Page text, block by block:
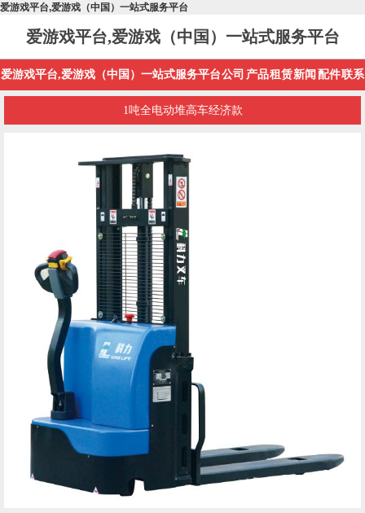
爱游戏平台,爱游戏（中国）一站式服务平台
爱游戏平台,爱游戏（中国）一站式服务平台
爱游戏平台,爱游戏（中国）一站式服务平台公司 产品租赁新闻 配件联系
1吨全电动堆高车经济款